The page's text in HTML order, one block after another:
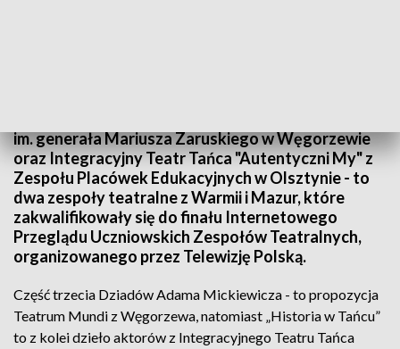
im. generała Mariusza Zaruskiego w Węgorzewie
oraz Integracyjny Teatr Tańca "Autentyczni My" z
Zespołu Placówek Edukacyjnych w Olsztynie - to
dwa zespoły teatralne z Warmii i Mazur, które
zakwalifikowały się do finału Internetowego
Przeglądu Uczniowskich Zespołów Teatralnych,
organizowanego przez Telewizję Polską.
Część trzecia Dziadów Adama Mickiewicza - to propozycja
Teatrum Mundi z Węgorzewa, natomiast „Historia w Tańcu”
to z kolei dzieło aktorów z Integracyjnego Teatru Tańca